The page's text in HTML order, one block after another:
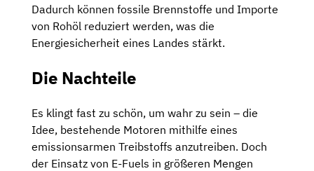
Dadurch können fossile Brennstoffe und Importe
von Rohöl reduziert werden, was die
Energiesicherheit eines Landes stärkt.
Die Nachteile
Es klingt fast zu schön, um wahr zu sein – die
Idee, bestehende Motoren mithilfe eines
emissionsarmen Treibstoffs anzutreiben. Doch
der Einsatz von E-Fuels in größeren Mengen